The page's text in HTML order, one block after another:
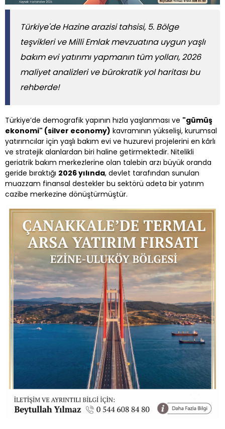
Türkiye'de Hazine arazisi tahsisi, 5. Bölge
teşvikleri ve Milli Emlak mevzuatına uygun yaşlı
bakım evi yatırımı yapmanın tüm yolları, 2026
maliyet analizleri ve bürokratik yol haritası bu
rehberde!
Türkiye’de demografik yapının hızla yaşlanması ve "gümüş
ekonomi" (silver economy) kavramının yükselişi, kurumsal
yatırımcılar için yaşlı bakım evi ve huzurevi projelerini en kârlı
ve stratejik alanlardan biri haline getirmektedir. Nitelikli
geriatrik bakım merkezlerine olan talebin arzı büyük oranda
geride bıraktığı 2026 yılında, devlet tarafından sunulan
muazzam finansal destekler bu sektörü adeta bir yatırım
cazibe merkezine dönüştürmüştür.